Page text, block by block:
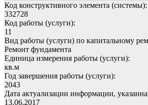
Код конструктивного элемента (системы):
332728
Код работы (услуги):
11
Вид работы (услуги) по капитальному
Ремонт фундамента
Единица измерения работы (услуги):
кв.м
Год завершения работы (услуги):
2043
Дата актуализации информации,
13.06.2017